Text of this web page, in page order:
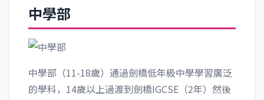
中學部
中學部（11-18歲）通過劍橋低年級中學學習廣泛
的學科，14歲以上過渡到劍橋IGCSE（2年）然後